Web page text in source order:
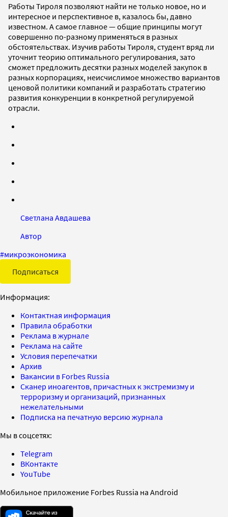
Работы Тироля позволяют найти не только новое, но и
интересное и перспективное в, казалось бы, давно
известном. А самое главное — общие принципы могут
совершенно по-разному применяться в разных
обстоятельствах. Изучив работы Тироля, студент вряд ли
уточнит теорию оптимального регулирования, зато
сможет предложить десятки разных моделей закупок в
разных корпорациях, неисчислимое множество вариантов
ценовой политики компаний и разработать стратегию
развития конкуренции в конкретной регулируемой
отрасли.
Светлана Авдашева
Автор
#микроэкономика
Подписаться
Информация:
Контактная информация
Правила обработки
Реклама в журнале
Реклама на сайте
Условия перепечатки
Архив
Вакансии в Forbes Russia
Сканер иноагентов, причастных к экстремизму и
терроризму и организаций, признанных
нежелательными
Подписка на печатную версию журнала
Мы в соцсетях:
Telegram
ВКонтакте
YouTube
Мобильное приложение Forbes Russia на Android